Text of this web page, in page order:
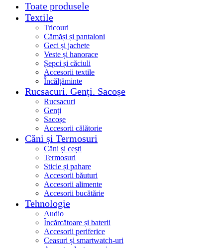
Toate produsele
Textile
Tricouri
Cămăși și pantaloni
Geci și jachete
Veste și hanorace
Șepci și căciuli
Accesorii textile
Încălțăminte
Rucsacuri. Genți. Sacoșe
Rucsacuri
Genți
Sacoșe
Accesorii călătorie
Căni și Termosuri
Căni și cești
Termosuri
Sticle și pahare
Accesorii băuturi
Accesorii alimente
Accesorii bucătărie
Tehnologie
Audio
Încărcătoare și baterii
Accesorii periferice
Ceasuri și smartwatch-uri